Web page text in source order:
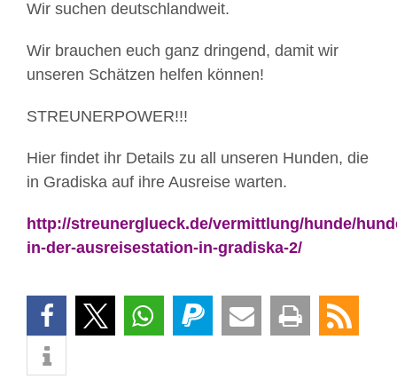
Wir suchen deutschlandweit.
Wir brauchen euch ganz dringend, damit wir
unseren Schätzen helfen können!
STREUNERPOWER!!!
Hier findet ihr Details zu all unseren Hunden, die
in Gradiska auf ihre Ausreise warten.
http://streunerglueck.de/vermittlung/hunde/
in-der-ausreisestation-in-gradiska-2/